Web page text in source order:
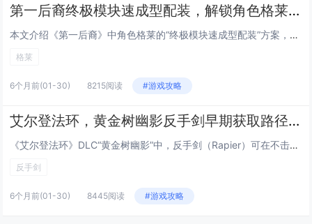
第一后裔终极模块速成型配装，解锁角色格莱后的低成本毕业Build方案
本文介绍《第一后裔》中角色格莱的“终极模块速成型配装”方案，主打低成本、高效率达成毕业强度，该Build围绕格莱的高机动...
格莱
6个月前(01-30) 8215阅读 #游戏攻略
艾尔登法环，黄金树幽影反手剑早期获取路径，无需击败Boss，10分钟跑图拿到DLC强力武器
《艾尔登法环》DLC“黄金树幽影”中，反手剑（Rapier）可在不击败任何Boss的前提下，通过约10分钟的高效跑图流程...
反手剑
6个月前(01-30) 8445阅读 #游戏攻略